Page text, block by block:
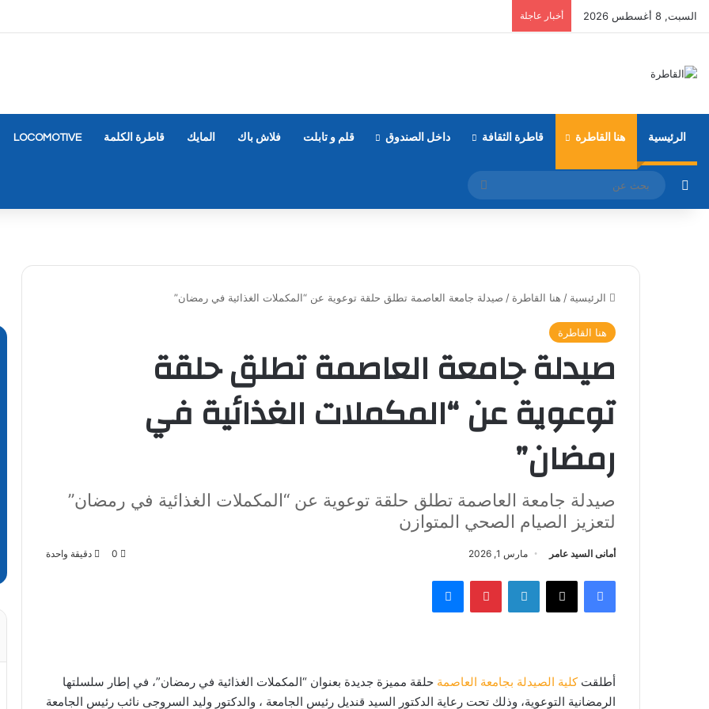
السبت, 8 أغسطس 2026 أخبار عاجلة
الرئيسية هنا القاطرة قاطرة الثقافة داخل الصندوق قلم و تابلت فلاش باك المايك قاطرة الكلمة LOCOMOTIVE
مقال عشوائي
بحث
عن
الرئيسية / هنا القاطرة / صيدلة جامعة العاصمة تطلق حلقة توعوية عن “المكملات الغذائية في رمضان”
هنا القاطرة
صيدلة جامعة العاصمة تطلق حلقة
توعوية عن “المكملات الغذائية في
رمضان”
صيدلة جامعة العاصمة تطلق حلقة توعوية عن “المكملات الغذائية في رمضان”
لتعزيز الصيام الصحي المتوازن
أمانى السيد عامر مارس 1, 2026 0 دقيقة واحدة
فيسبوك ‫X لينكدإن بينتيريستماسنجر
أطلقتكلية الصيدلة بجامعة العاصمة حلقة مميزة جديدة بعنوان “المكملات الغذائية في رمضان”، في إطار سلسلتها
الرمضانية التوعوية، وذلك تحت رعاية الدكتور السيد قنديل رئيس الجامعة ، والدكتور وليد السروجى نائب رئيس الجامعة